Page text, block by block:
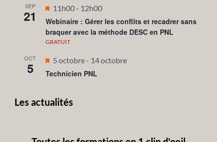
SEP
21
Mis
en
avant
11h00- 12h00
Webinaire : Gérer les conflits et recadrer sans
braquer avec la méthode DESC en PNL
GRATUIT
OCT
5
Mis
en
5 octobre- 14 octobre
Technicien PNL
Les actualités